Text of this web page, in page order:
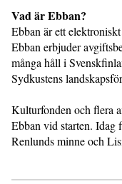
Vad är Ebban?
Ebban är ett
Ebban erbjuder
många håll i
Sydkustens
Kulturfonden och flera
Ebban vid starten. Idag
Renlunds minne och